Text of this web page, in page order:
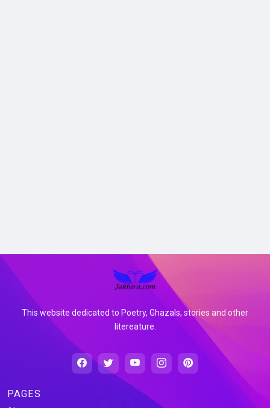
This website dedicated to Poetry, Ghazals, stories and other
litereature.
PAGES